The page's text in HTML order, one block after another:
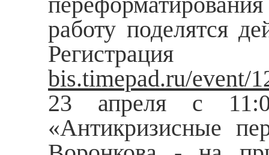
работу поделятся
bis.timepad.ru/event/
23 апреля с
«Антикризисные